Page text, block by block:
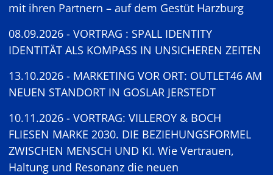
mit ihren Partnern – auf dem Gestüt Harzburg
08.09.2026 - VORTRAG : SPALL IDENTITY
IDENTITÄT ALS KOMPASS IN UNSICHEREN ZEITEN
13.10.2026 - MARKETING VOR ORT: OUTLET46 AM
NEUEN STANDORT IN GOSLAR JERSTEDT
10.11.2026 - VORTRAG: VILLEROY & BOCH
FLIESEN MARKE 2030. DIE BEZIEHUNGSFORMEL
ZWISCHEN MENSCH UND KI. Wie Vertrauen,
Haltung und Resonanz die neuen